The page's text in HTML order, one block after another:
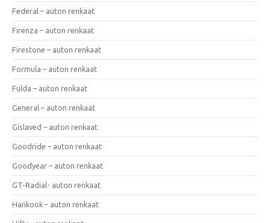
Federal – auton renkaat
Firenza – auton renkaat
Firestone – auton renkaat
Formula – auton renkaat
Fulda – auton renkaat
General – auton renkaat
Gislaved – auton renkaat
Goodride – auton renkaat
Goodyear – auton renkaat
GT-Radial- auton renkaat
Hankook – auton renkaat